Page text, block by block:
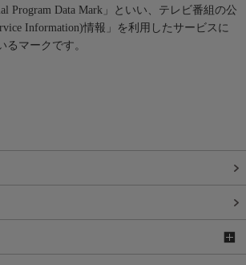
Program Data Mark」といい、テレビ番組の公
Information)情報」を利用したサービスに
るマークです。